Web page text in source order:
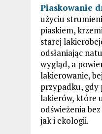
Piaskowanie
użyciu
piaskiem,
starej
odsłaniając
wygląd, a
lakierowanie,
przypadku, gdy
lakierów, które
odświeżenia
jak i ekologii.